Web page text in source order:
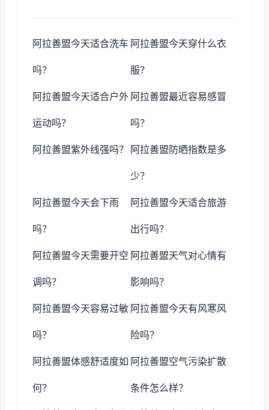
阿拉善盟今天适合洗车
吗？
阿拉善盟今天穿什么衣
服？
阿拉善盟今天适合户外
运动吗？
阿拉善盟最近容易感冒
吗？
阿拉善盟紫外线强吗？ 阿拉善盟防晒指数是多
少？
阿拉善盟今天会下雨
吗？
阿拉善盟今天适合旅游
出行吗？
阿拉善盟今天需要开空
调吗？
阿拉善盟天气对心情有
影响吗？
阿拉善盟今天容易过敏
吗？
阿拉善盟今天有风寒风
险吗？
阿拉善盟体感舒适度如
何？
阿拉善盟空气污染扩散
条件怎么样？